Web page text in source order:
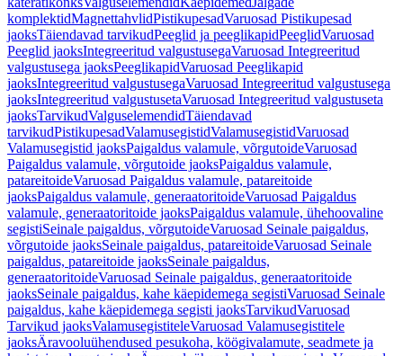
komplektidMagnettahvlidPistikupesadVaruosad Pistikupesad
jaoksTäiendavad tarvikudPeeglid ja peeglikapidPeeglidVaruosad
Peeglid jaoksIntegreeritud valgustusegaVaruosad Integreeritud
valgustusega jaoksPeeglikapidVaruosad Peeglikapid
jaoksIntegreeritud valgustusegaVaruosad Integreeritud valgustusega
jaoksIntegreeritud valgustusetaVaruosad Integreeritud valgustuseta
jaoksTarvikudValguselemendidTäiendavad
tarvikudPistikupesadValamusegistidValamusegistidVaruosad
Valamusegistid jaoksPaigaldus valamule, võrgutoideVaruosad
Paigaldus valamule, võrgutoide jaoksPaigaldus valamule,
patareitoideVaruosad Paigaldus valamule, patareitoide
jaoksPaigaldus valamule, generaatoritoideVaruosad Paigaldus
valamule, generaatoritoide jaoksPaigaldus valamule, ühehoovaline
segistiSeinale paigaldus, võrgutoideVaruosad Seinale paigaldus,
võrgutoide jaoksSeinale paigaldus, patareitoideVaruosad Seinale
paigaldus, patareitoide jaoksSeinale paigaldus,
generaatoritoideVaruosad Seinale paigaldus, generaatoritoide
jaoksSeinale paigaldus, kahe käepidemega segistiVaruosad Seinale
paigaldus, kahe käepidemega segisti jaoksTarvikudVaruosad
Tarvikud jaoksValamusegistiteleVaruosad Valamusegistitele
jaoksÄravooluühendused pesukoha, köögivalamute, seadmete ja